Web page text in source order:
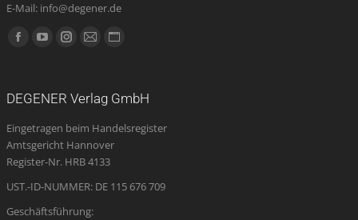
E-Mail: info@degener.de
Finden Sie uns auf:
Facebook
new
window
YouTube
new
window
Instagram
new
window
E-
opens
in
new
Website
new
DEGENER Verlag GmbH
Eingetragen beim Handelsregister
Amtsgericht Hannover
Register-Nr. HRB 4133
UST.-ID-NUMMER: DE 115 676 709
Geschäftsführung: